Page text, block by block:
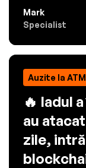
Mark
Specialist
Auzite la
🔥 Iadul
au
zile,